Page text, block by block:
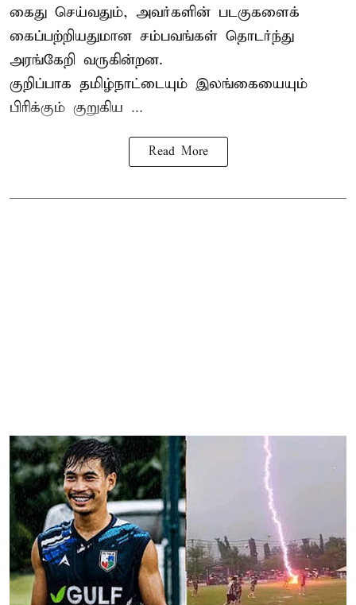
கைது செய்வதும், அவர்களின் படகுகளைக்
கைப்பற்றியதுமான சம்பவங்கள் தொடர்ந்து
அரங்கேறி வருகின்றன.
குறிப்பாக தமிழ்நாட்டையும் இலங்கையையும்
பிரிக்கும் குறுகிய ...
Read More